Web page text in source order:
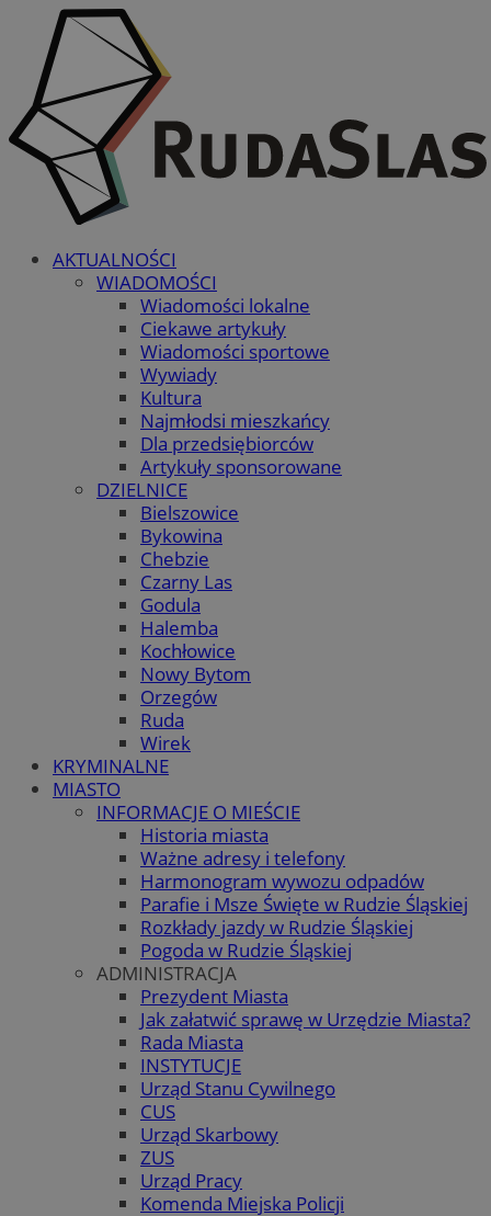
AKTUALNOŚCI
WIADOMOŚCI
Wiadomości lokalne
Ciekawe artykuły
Wiadomości sportowe
Wywiady
Kultura
Najmłodsi mieszkańcy
Dla przedsiębiorców
Artykuły sponsorowane
DZIELNICE
Bielszowice
Bykowina
Chebzie
Czarny Las
Godula
Halemba
Kochłowice
Nowy Bytom
Orzegów
Ruda
Wirek
KRYMINALNE
MIASTO
INFORMACJE O MIEŚCIE
Historia miasta
Ważne adresy i telefony
Harmonogram wywozu odpadów
Parafie i Msze Święte w Rudzie Śląskiej
Rozkłady jazdy w Rudzie Śląskiej
Pogoda w Rudzie Śląskiej
ADMINISTRACJA
Prezydent Miasta
Jak załatwić sprawę w Urzędzie Miasta?
Rada Miasta
INSTYTUCJE
Urząd Stanu Cywilnego
CUS
Urząd Skarbowy
ZUS
Urząd Pracy
Komenda Miejska Policji